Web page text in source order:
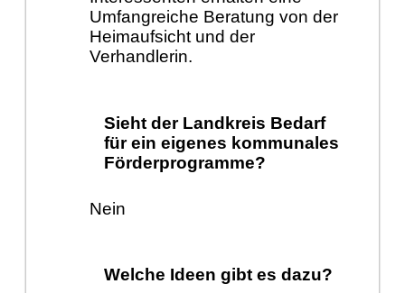
Umfangreiche Beratung von der
Heimaufsicht und der
Verhandlerin.
Sieht der Landkreis Bedarf
für ein eigenes kommunales
Förderprogramme?
Nein
Welche Ideen gibt es dazu?